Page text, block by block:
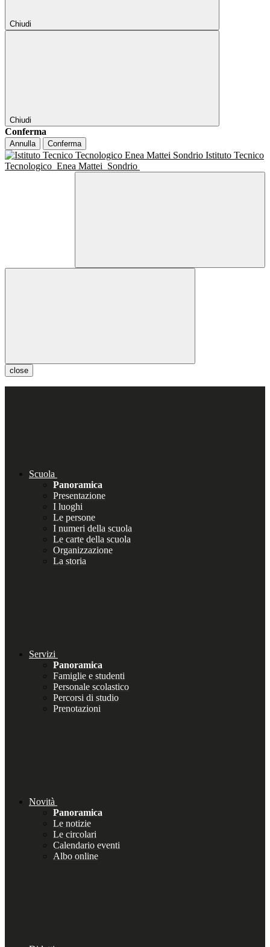
Chiudi
Chiudi
Conferma
Annulla Conferma
Istituto Tecnico
Tecnologico Enea Mattei Sondrio
close
Scuola
Panoramica
Presentazione
I luoghi
Le persone
I numeri della scuola
Le carte della scuola
Organizzazione
La storia
Servizi
Panoramica
Famiglie e studenti
Personale scolastico
Percorsi di studio
Prenotazioni
Novità
Panoramica
Le notizie
Le circolari
Calendario eventi
Albo online